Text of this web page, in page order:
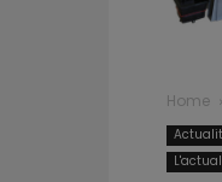
Home